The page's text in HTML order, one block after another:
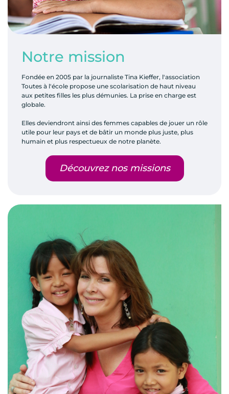
Notre mission
Fondée en 2005 par la journaliste Tina Kieffer, l'association
Toutes à l'école propose une scolarisation de haut niveau
aux petites filles les plus démunies. La prise en charge est
globale.
Elles deviendront ainsi des femmes capables de jouer un rôle
utile pour leur pays et de bâtir un monde plus juste, plus
humain et plus respectueux de notre planète.
Découvrez nos missions